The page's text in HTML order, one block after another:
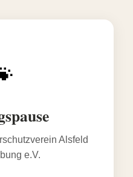
Alsfeld
e.V.